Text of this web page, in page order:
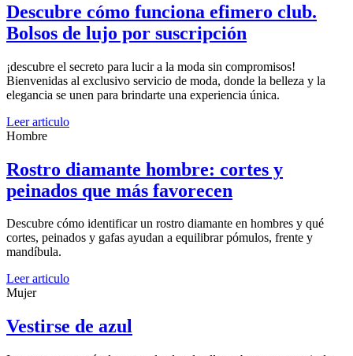
Descubre cómo funciona efimero club.
Bolsos de lujo por suscripción
¡descubre el secreto para lucir a la moda sin compromisos!
Bienvenidas al exclusivo servicio de moda, donde la belleza y la
elegancia se unen para brindarte una experiencia única.
Leer articulo
Hombre
Rostro diamante hombre: cortes y
peinados que más favorecen
Descubre cómo identificar un rostro diamante en hombres y qué
cortes, peinados y gafas ayudan a equilibrar pómulos, frente y
mandíbula.
Leer articulo
Mujer
Vestirse de azul